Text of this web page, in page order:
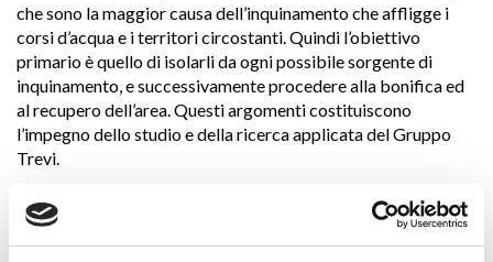
che sono la maggior causa dell’inquinamento che affligge i
corsi d’acqua e i territori circostanti. Quindi l’obiettivo
primario è quello di isolarli da ogni possibile sorgente di
inquinamento, e successivamente procedere alla bonifica ed
al recupero dell’area. Questi argomenti costituiscono
l’impegno dello studio e della ricerca applicata del Gruppo
Trevi.
Trevi, green oriented
Laprotezione del patrimonio naturaleè una questione